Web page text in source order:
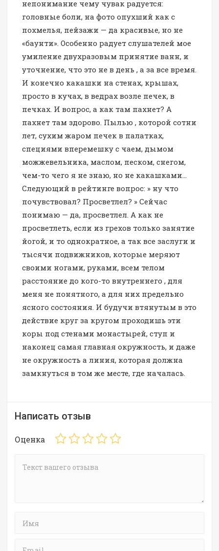
непонимание чему чувак радуется:
головные боли, на фото опухший как с
похмелья, пейзажи — да красивые, но не
«баунти». Особенно радует слушателей мое
умиление двухразовым принятие ванн, и
уточнение, что это не в день , а за все время.
И конечно какашки на стенах, крышах,
просто в кучах, в ведрах возле печек, в
печках. И вопрос, а как там пахнет? А
пахнет там здорово. Пылью , которой сотни
лет, сухим жаром печек в палатках,
специями вперемешку с чаем, дымом
можжевельника, маслом, песком, снегом,
чем-то чего я не знаю, но не какашками…
Следующий в рейтинге вопрос: » ну что
почувствовал? Просветлел? » Сейчас
понимаю — да, просветлел. А как не
просветлеть, если из грехов только занятие
йогой, и то однократное, а так все заслуги и
тысячи подвижников, которые меряют
своими ногами, руками, всем телом
расстояние до кого-то внутреннего , для
меня не понятного, а для них предельно
ясного состояния. И будучи втянутым в это
действие круг за кругом проходишь эти
коры под стенами монастырей, ступ и
наконец самая главная окружность, и даже
не окружность а линия, которая должна
замкнуться в том же месте, где началась.
Написать отзыв
Оценка